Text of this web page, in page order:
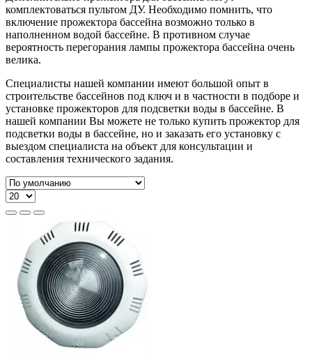
комплектоваться пультом ДУ. Необходимо помнить, что
включение прожектора бассейна возможно только в
наполненном водой бассейне. В противном случае
вероятность перегорания лампы прожектора бассейна очень
велика.
Специалисты нашей компании имеют большой опыт в
строительстве бассейнов под ключ и в частности в подборе и
установке прожекторов для подсветки воды в бассейне. В
нашей компании Вы можете не только купить прожектор для
подсветки воды в бассейне, но и заказать его установку с
выездом специалиста на объект для консультации и
составления технического задания.